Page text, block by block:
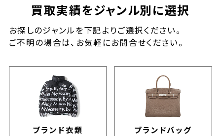
買取実績をジャンル別に選択
お探しのジャンルを下記よりご選択ください。
ご不明の場合は、お気軽にお問合せください。
ブランド衣類 ブランドバッグ